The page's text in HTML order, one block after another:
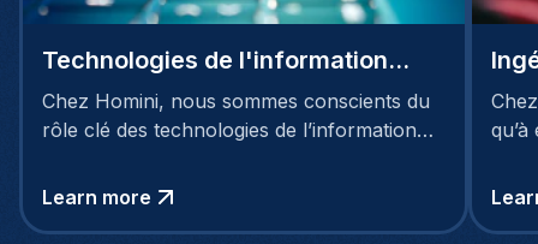
Technologies de l'information
(TIC)
Chez Homini, nous sommes conscients du
rôle clé des technologies de l’information
Learn more